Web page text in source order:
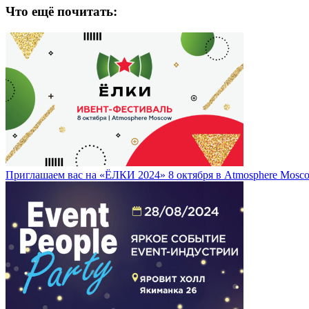
Что ещё почитать:
Приглашаем вас на «ЁЛКИ 2024» 8 октября в Atmosphere